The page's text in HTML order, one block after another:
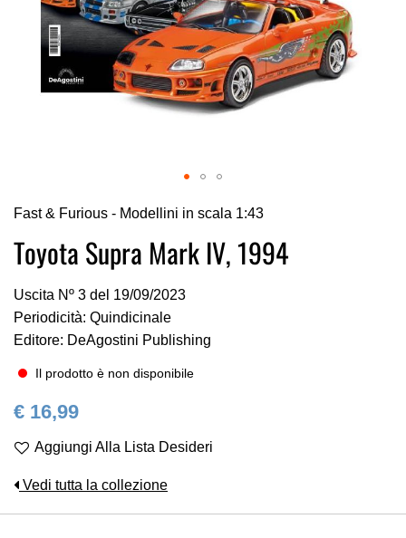
all'inizio
della
galleria
immagini
Fast & Furious - Modellini in scala 1:43
Toyota Supra Mark IV, 1994
Uscita Nº 3 del 19/09/2023
Periodicità: Quindicinale
Editore: DeAgostini Publishing
Il prodotto è non disponibile
€ 16,99
Aggiungi Alla Lista Desideri
Vedi tutta la collezione